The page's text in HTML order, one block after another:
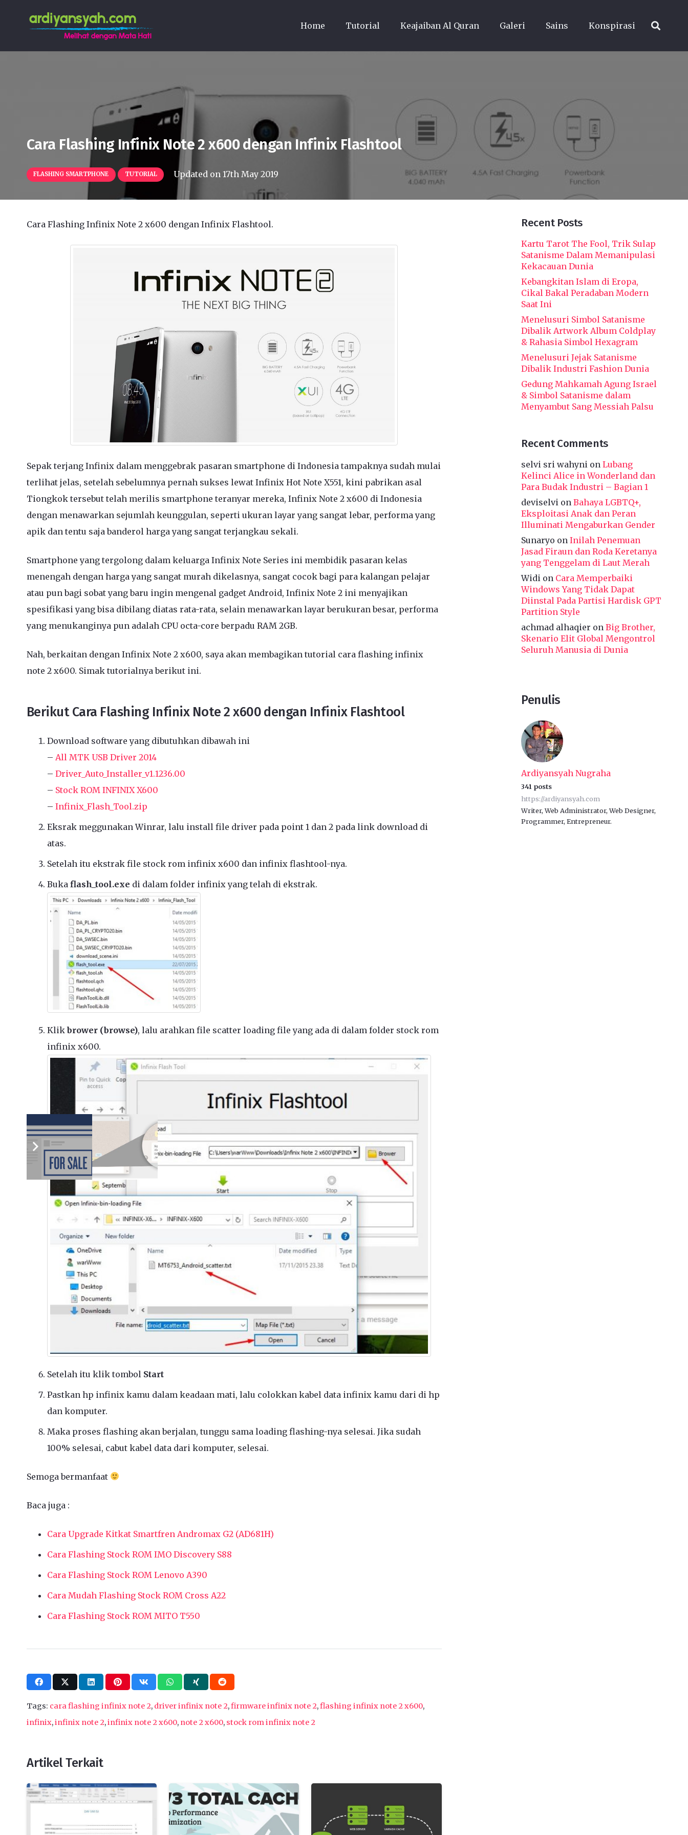
Home Tutorial Keajaiban Al Quran Galeri Sains Konspirasi
Cara Flashing Infinix Note 2 x600 dengan Infinix Flashtool
FLASHING SMARTPHONE TUTORIAL Updated on17th May 2019
Cara Flashing Infinix Note 2 x600 dengan Infinix Flashtool.
Sepak terjang Infinix dalam menggebrak pasaran smartphone di Indonesia tampaknya sudah mulai
terlihat jelas, setelah sebelumnya pernah sukses lewat Infinix Hot Note X551, kini pabrikan asal
Tiongkok tersebut telah merilis smartphone teranyar mereka, Infinix Note 2 x600 di Indonesia
dengan menawarkan sejumlah keunggulan, seperti ukuran layar yang sangat lebar, performa yang
apik dan tentu saja banderol harga yang sangat terjangkau sekali.
Smartphone yang tergolong dalam keluarga Infinix Note Series ini membidik pasaran kelas
menengah dengan harga yang sangat murah dikelasnya, sangat cocok bagi para kalangan pelajar
atau pun bagi sobat yang baru ingin mengenal gadget Android, Infinix Note 2 ini menyajikan
spesifikasi yang bisa dibilang diatas rata-rata, selain menawarkan layar berukuran besar, performa
yang menukanginya pun adalah CPU octa-core berpadu RAM 2GB.
Nah, berkaitan dengan Infinix Note 2 x600, saya akan membagikan tutorial cara flashing infinix
note 2 x600. Simak tutorialnya berikut ini.
Berikut Cara Flashing Infinix Note 2 x600 dengan Infinix Flashtool
Download software yang dibutuhkan dibawah ini
– All MTK USB Driver 2014
– Driver_Auto_Installer_v1.1236.00
– Stock ROM INFINIX X600
– Infinix_Flash_Tool.zip
Eksrak meggunakan Winrar, lalu install file driver pada point 1 dan 2 pada link download di
atas.
Setelah itu ekstrak file stock rom infinix x600 dan infinix flashtool-nya.
Buka flash_tool.exe di dalam folder infinix yang telah di ekstrak.
Klikbrower (browse), lalu arahkan file scatter loading file yang ada di dalam folder stock rom
infinix x600.
Setelah itu klik tombol Start
Pastkan hp infinix kamu dalam keadaan mati, lalu colokkan kabel data infinix kamu dari di hp
dan komputer.
Maka proses flashing akan berjalan, tunggu sama loading flashing-nya selesai. Jika sudah
100% selesai, cabut kabel data dari komputer, selesai.
Semoga bermanfaat
Baca juga :
Cara Upgrade Kitkat Smartfren Andromax G2 (AD681H)
Cara Flashing Stock ROM IMO Discovery S88
Cara Flashing Stock ROM Lenovo A390
Cara Mudah Flashing Stock ROM Cross A22
Cara Flashing Stock ROM MITO T550
Tags: cara flashing infinix note 2, driver infinix note 2,firmware infinix note 2,flashing infinix note 2 x600,
infinix,infinix note 2,infinix note 2 x600, note 2 x600, stock rom infinix note 2
Artikel Terkait
Recent Posts
Kartu Tarot The Fool, Trik Sulap
Satanisme Dalam Memanipulasi
Kekacauan Dunia
Kebangkitan Islam di Eropa,
Cikal Bakal Peradaban Modern
Saat Ini
Menelusuri Simbol Satanisme
Dibalik Artwork Album Coldplay
& Rahasia Simbol Hexagram
Menelusuri Jejak Satanisme
Dibalik Industri Fashion Dunia
Gedung Mahkamah Agung Israel
& Simbol Satanisme dalam
Menyambut Sang Messiah Palsu
Recent Comments
selvi sri wahyni on Lubang
Kelinci Alice in Wonderland dan
Para Budak Industri – Bagian 1
deviselvi on Bahaya LGBTQ+,
Eksploitasi Anak dan Peran
Illuminati Mengaburkan Gender
Sunaryo on Inilah Penemuan
Jasad Firaun dan Roda Keretanya
yang Tenggelam di Laut Merah
Widi on Cara Memperbaiki
Windows Yang Tidak Dapat
Diinstal Pada Partisi Hardisk GPT
Partition Style
achmad alhaqier on Big Brother,
Skenario Elit Global Mengontrol
Seluruh Manusia di Dunia
Penulis
Ardiyansyah Nugraha
341 posts
https://ardiyansyah.com
Writer, Web Administrator, Web Designer,
Programmer, Entrepreneur.